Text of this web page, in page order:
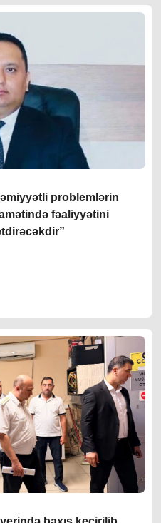
problemlərin
fəaliyyətini
”